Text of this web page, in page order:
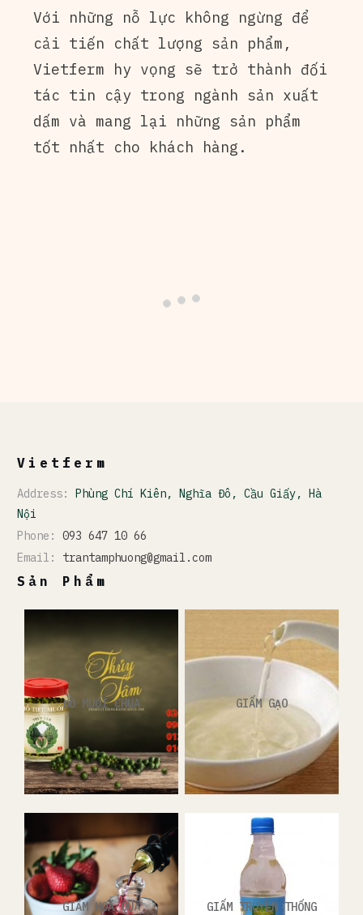
Với những nỗ lực không ngừng để
cải tiến chất lượng sản phẩm,
Vietferm hy vọng sẽ trở thành đối
tác tin cậy trong ngành sản xuất
dấm và mang lại những sản phẩm
tốt nhất cho khách hàng.
Vietferm
Address: Phùng Chí Kiên, Nghĩa Đô, Cầu Giấy, Hà
Nội
Phone: 093 647 10 66
Email: trantamphuong@gmail.com
Sản Phẩm
ĐỒ MUỐI CHUA GIẤM GẠO
GIẤM HOA QUẢ GIẤM TRUYỀN THỐNG